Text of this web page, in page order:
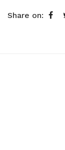
Share on: